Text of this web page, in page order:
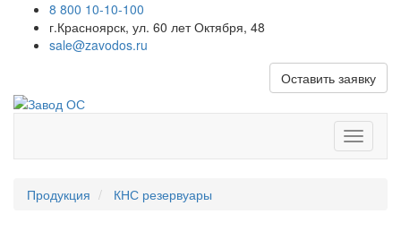
8 800 10-10-100
г.Красноярск, ул. 60 лет Октября, 48
sale@zavodos.ru
Оставить заявку
меню
Продукция КНС резервуары